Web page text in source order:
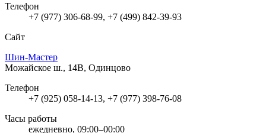
Телефон
+7 (977) 306-68-99, +7 (499) 842-39-93
Сайт
Шин-Мастер
Можайское ш., 14В, Одинцово
Телефон
+7 (925) 058-14-13, +7 (977) 398-76-08
Часы работы
ежедневно, 09:00–00:00